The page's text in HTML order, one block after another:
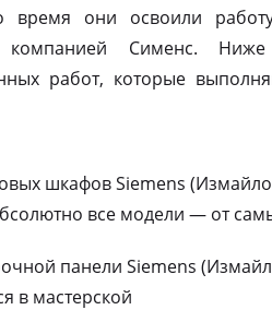
они освоили
компанией Сименс.
работ, которые
шкафов Siemens
все модели — от
панели Siemens
в мастерской